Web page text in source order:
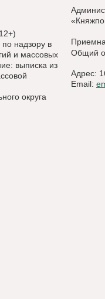
надзору в
и массовых
выписка из
округа
Общий
Адрес:
Email: